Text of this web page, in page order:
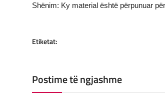
Shënim: Ky material është përpunuar
Etiketat:
Postime të ngjashme